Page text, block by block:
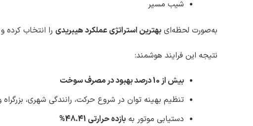
شیب مسیر
به‌صورت لحظه‌ای بهترین استراتژی عملکرد هیبریدی را انتخاب کرده
نتیجه این فرایند هوشمند:
بیش از 10 درصد بهبود در مصرف سوخت
تنظیم بهینه توان در شروع حرکت، رانندگی شهری،
دستیابی موتور به بازده حرارتی 48.41%